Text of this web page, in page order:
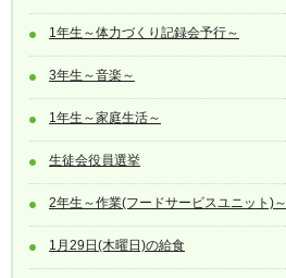
1年生～体力づくり記録会予行～
3年生～音楽～
1年生～家庭生活～
生徒会役員選挙
2年生～作業(フードサービスユニット)～
1月29日(木曜日)の給食